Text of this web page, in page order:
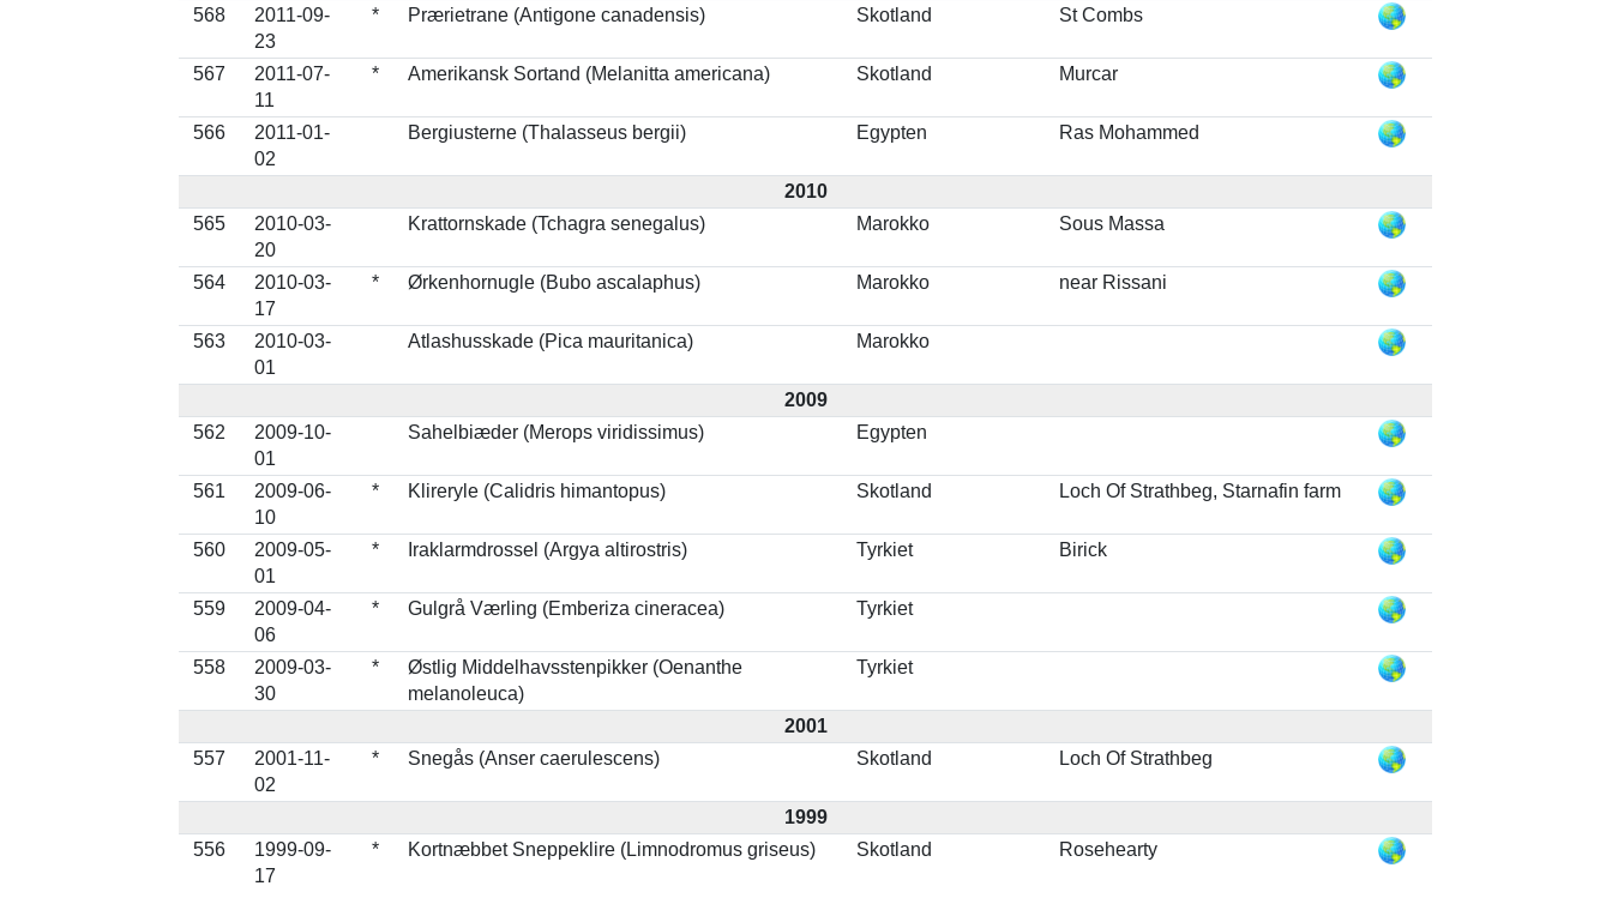
568
2011-09-
23
* Prærietrane (Antigone canadensis) Skotland St Combs
567
2011-07-
11
* Amerikansk Sortand (Melanitta americana) Skotland Murcar
566
2011-01-
02
Bergiusterne (Thalasseus bergii) Egypten Ras Mohammed
2010
565
2010-03-
20
Krattornskade (Tchagra senegalus) Marokko Sous Massa
564
2010-03-
17
* Ørkenhornugle (Bubo ascalaphus) Marokko near Rissani
563
2010-03-
01
Atlashusskade (Pica mauritanica) Marokko
2009
562
2009-10-
01
Sahelbiæder (Merops viridissimus) Egypten
561
2009-06-
10
* Klireryle (Calidris himantopus) Skotland Loch Of Strathbeg, Starnafin farm
560
2009-05-
01
* Iraklarmdrossel (Argya altirostris) Tyrkiet Birick
559
2009-04-
06
* Gulgrå Værling (Emberiza cineracea) Tyrkiet
558
2009-03-
30
*
Østlig Middelhavsstenpikker (Oenanthe
melanoleuca)
Tyrkiet
2001
557
2001-11-
02
* Snegås (Anser caerulescens) Skotland Loch Of Strathbeg
1999
556
1999-09-
17
* Kortnæbbet Sneppeklire (Limnodromus griseus) Skotland Rosehearty